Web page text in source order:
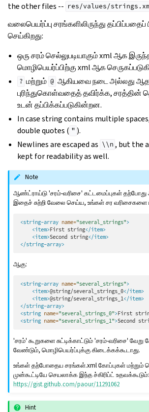
the other files -- res/values/
வலைபெயர்ப்பு சரங்களிலிருந்து தப்பிப்பதைப்
செய்கிறது:
ஒரு சரம் செல்லுபடியாகும் xml ஆக
மொழிபெயர்ப்பிற்கு xml ஆக
? மற்றும் @ ஆகியவை நடை அல்லது
புரிந்துகொள்வதைத் தவிர்க்க, சரத்தின்
உடன் தப்பிக்கப்படுகின்றன.
In case string contains multiple
double quotes ( " ).
Newlines are escaped as \\n , but the
kept for readability as well.
Note
ஆண்ட்ராய்டு 'சரம்-வரிசை' கட்டமைப்புகள்
இதைச் சுற்றி வேலை செய்ய, உங்கள் சர வரிசைகளை
<string-array name="several_strings">
<item>First string</item>
<item>Second string</item>
</string-array>
ஆகு:
<string-array name="several_strings">
<item>@string/several_strings_0</item>
<item>@string/several_strings_1 </item>
</string-array>
<string name="several_strings_0">First
<string name="several_strings_1">Second
'சரம்' கூறுகளை சுட்டிக்காட்டும் 'சரம்-வரிசை' வேறு
வேண்டும், மொழிபெயர்ப்புக்கு கிடைக்கக்கூடாது.
உங்கள் தற்போதைய சரங்கள்.xml கோப்புகள் மற்றும்
முன்கூட்டியே செயலாக்க இந்த ச்கிரிப்ட் உதவக்கூடும்:
https://gist.github.com/paour/11291062
Hint